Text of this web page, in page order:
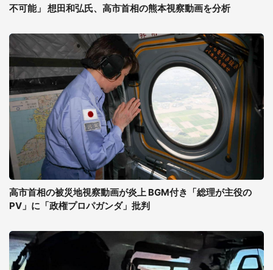
不可能」 想田和弘氏、高市首相の熊本視察動画を分析
高市首相の被災地視察動画が炎上 BGM付き「総理が主役の
PV」に「政権プロパガンダ」批判